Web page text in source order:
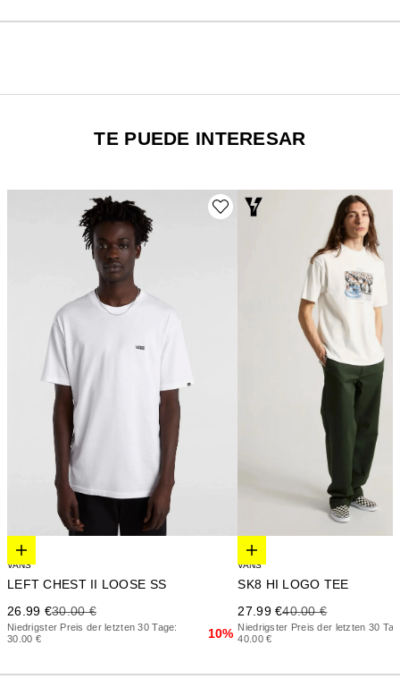
TE PUEDE INTERESAR
Elige opciones
VANS
LEFT CHEST II LOOSE SS
Precio de oferta
26.99 €Precio anterior
30.00 €
Niedrigster Preis der letzten 30 Tage:
30.00 €
10%
Elige opciones
VANS
SK8 HI LOGO TEE
Precio de oferta
27.99 €Precio anterior
40.00 €
Niedrigster Preis der letzten 30
40.00 €